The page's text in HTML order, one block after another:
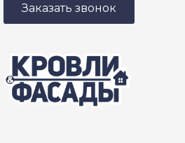
Заказать звонок